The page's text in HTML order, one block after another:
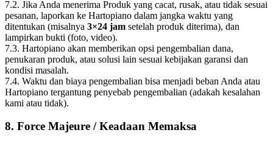
7.2. Jika Anda menerima Produk yang cacat, rusak, atau tidak sesuai
pesanan, laporkan ke Hartopiano dalam jangka waktu yang
ditentukan (misalnya 3×24 jam setelah produk diterima), dan
lampirkan bukti (foto, video).
7.3. Hartopiano akan memberikan opsi pengembalian dana,
penukaran produk, atau solusi lain sesuai kebijakan garansi dan
kondisi masalah.
7.4. Waktu dan biaya pengembalian bisa menjadi beban Anda atau
Hartopiano tergantung penyebab pengembalian (adakah kesalahan
kami atau tidak).
8. Force Majeure / Keadaan Memaksa